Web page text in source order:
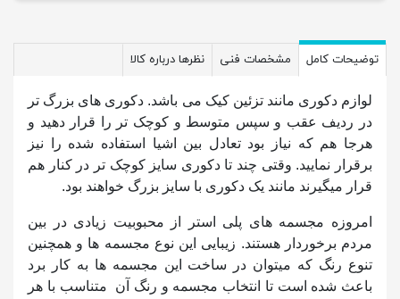
توضیحات کامل مشخصات فنی نظرها درباره کالا
لوازم دکوری مانند تزئین کیک می باشد. دکوری های بزرگ تر
در ردیف عقب و سپس متوسط و کوچک تر را قرار دهید و
هرجا هم که نیاز بود تعادل بین اشیا استفاده شده را نیز
برقرار نمایید. وقتی چند تا دکوری سایز کوچک تر در کنار هم
قرار میگیرند مانند یک دکوری با سایز بزرگ خواهند بود.
امروزه مجسمه های پلی استر از محبوبیت زیادی در بین
مردم برخوردار هستند. زیبایی این نوع مجسمه ها و همچنین
تنوع رنگ که میتوان در ساخت این مجسمه ها به کار برد
باعث شده است تا انتخاب مجسمه و رنگ آن متناسب با هر